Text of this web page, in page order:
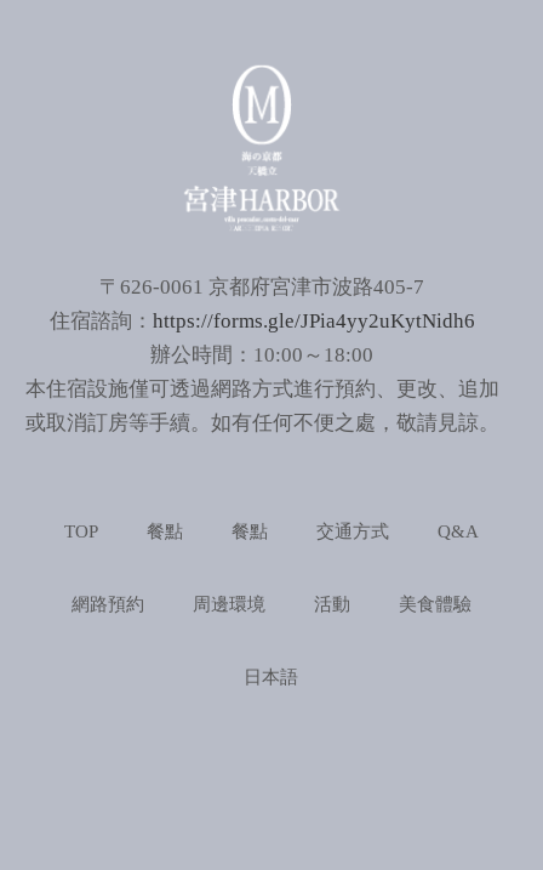
〒626-0061 京都府宮津市波路405-7
住宿諮詢： https://forms.gle/JPia4yy2uKytNidh6
辦公時間：10:00～18:00
本住宿設施僅可透過網路方式進行預約、更改、追加
或取消訂房等手續。如有任何不便之處，敬請見諒。
TOP 餐點 餐點 交通方式 Q&A
網路預約 周邊環境 活動 美食體驗
日本語